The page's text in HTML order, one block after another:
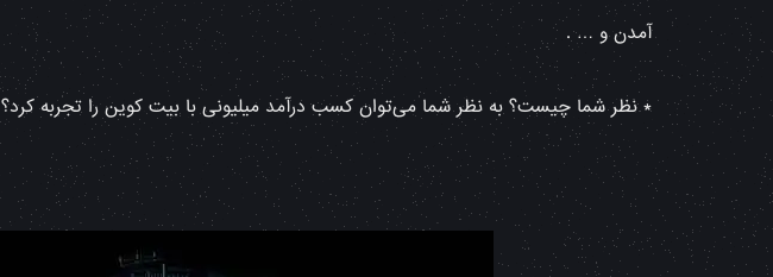
آمدن و … .
* نظر شما چیست؟ به نظر شما می‌توان کسب درآمد میلیونی با بیت کوین را تجربه کرد؟